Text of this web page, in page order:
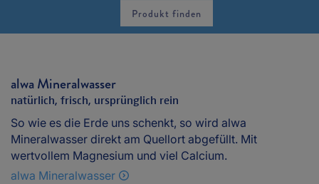
Produkt finden
alwa Mineralwasser
natürlich, frisch, ursprünglich rein
So wie es die Erde uns schenkt, so wird alwa
Mineralwasser direkt am Quellort abgefüllt. Mit
wertvollem Magnesium und viel Calcium.
alwa Mineralwasser